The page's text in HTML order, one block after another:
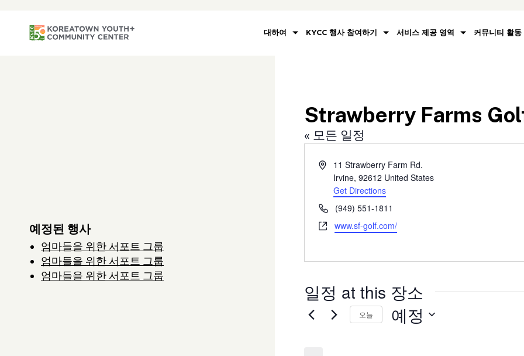
대하여 KYCC 행사 참여하기 서비스 제공 영역 커뮤니티 활동
예정된 행사
엄마들을 위한 서포트 그룹
엄마들을 위한 서포트 그룹
엄마들을 위한 서포트 그룹
Strawberry Farms
« 모든 일정
Address11 Strawberry Farm Rd.
Irvine, 92612 United States
Get Directions
Phone(949) 551-1811
Websitewww.sf-golf.com/
일정 at this 장소
오늘 예정